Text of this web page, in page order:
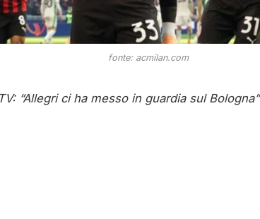
fonte: acmilan.com
“Allegri ci ha messo in guardia sul Bologna”